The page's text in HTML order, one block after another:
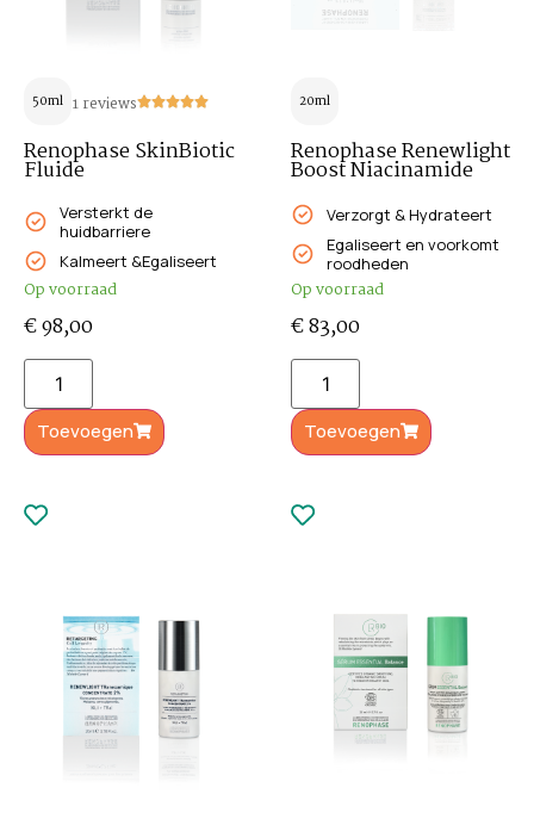
50ml 1 reviews
Renophase SkinBiotic
Fluide
Versterkt de
huidbarriere
Kalmeert &Egaliseert
Op voorraad
€98,00
Toevoegen
20ml
Renophase Renewlight
Boost Niacinamide
Verzorgt & Hydrateert
Egaliseert en voorkomt
roodheden
Op voorraad
€83,00
Toevoegen